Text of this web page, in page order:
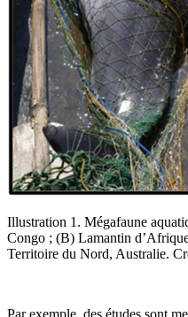
Illustration 1. Mégafaune
Congo ; (B) Lamantin
Territoire du Nord, Australie.
Par exemple, des études sont